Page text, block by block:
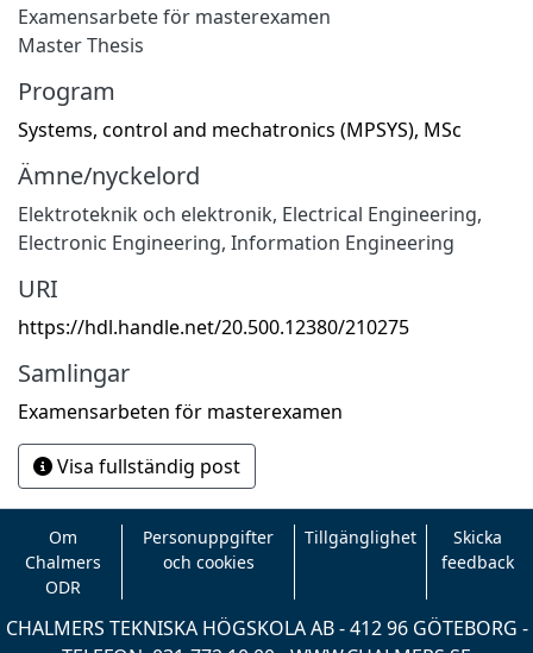
Examensarbete för masterexamen
Master Thesis
Program
Systems, control and mechatronics (MPSYS), MSc
Ämne/nyckelord
Elektroteknik och elektronik, Electrical Engineering,
Electronic Engineering, Information Engineering
URI
https://hdl.handle.net/20.500.12380/210275
Samlingar
Examensarbeten för masterexamen
Visa fullständig post
Om
Chalmers
ODR
Personuppgifter
och cookies
Tillgänglighet
Skicka
feedback
CHALMERS TEKNISKA HÖGSKOLA AB - 412 96 GÖTEBORG -